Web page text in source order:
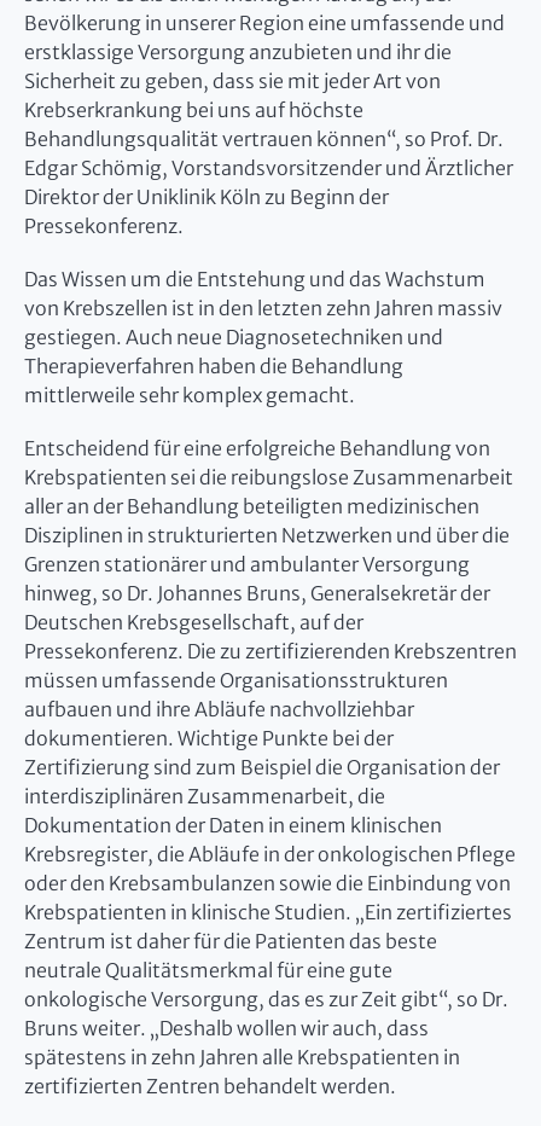
Bevölkerung in unserer Region eine umfassende und
erstklassige Versorgung anzubieten und ihr die
Sicherheit zu geben, dass sie mit jeder Art von
Krebserkrankung bei uns auf höchste
Behandlungsqualität vertrauen können“, so Prof. Dr.
Edgar Schömig, Vorstandsvorsitzender und Ärztlicher
Direktor der Uniklinik Köln zu Beginn der
Pressekonferenz.
Das Wissen um die Entstehung und das Wachstum
von Krebszellen ist in den letzten zehn Jahren massiv
gestiegen. Auch neue Diagnosetechniken und
Therapieverfahren haben die Behandlung
mittlerweile sehr komplex gemacht.
Entscheidend für eine erfolgreiche Behandlung von
Krebspatienten sei die reibungslose Zusammenarbeit
aller an der Behandlung beteiligten medizinischen
Disziplinen in strukturierten Netzwerken und über die
Grenzen stationärer und ambulanter Versorgung
hinweg, so Dr. Johannes Bruns, Generalsekretär der
Deutschen Krebsgesellschaft, auf der
Pressekonferenz. Die zu zertifizierenden Krebszentren
müssen umfassende Organisationsstrukturen
aufbauen und ihre Abläufe nachvollziehbar
dokumentieren. Wichtige Punkte bei der
Zertifizierung sind zum Beispiel die Organisation der
interdisziplinären Zusammenarbeit, die
Dokumentation der Daten in einem klinischen
Krebsregister, die Abläufe in der onkologischen Pflege
oder den Krebsambulanzen sowie die Einbindung von
Krebspatienten in klinische Studien. „Ein zertifiziertes
Zentrum ist daher für die Patienten das beste
neutrale Qualitätsmerkmal für eine gute
onkologische Versorgung, das es zur Zeit gibt“, so Dr.
Bruns weiter. „Deshalb wollen wir auch, dass
spätestens in zehn Jahren alle Krebspatienten in
zertifizierten Zentren behandelt werden.